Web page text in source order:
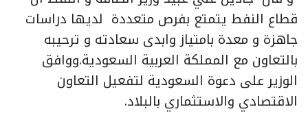
قطاع النفط يتمتع بفرص متعددة لديها دراسات
جاهزة و معدة بامتياز وابدى سعادته و ترحيبه
بالتعاون مع المملكة العربية السعودية.ووافق
الوزير على دعوة السعودية لتفعيل التعاون
الاقتصادي والاستثماري بالبلاد.